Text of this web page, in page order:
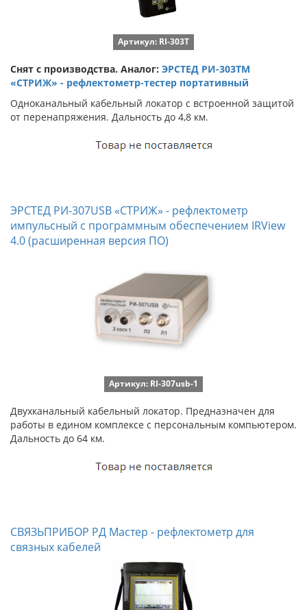
Артикул: RI-303T
Снят с производства. Аналог: ЭРСТЕД РИ-303ТМ
«СТРИЖ» - рефлектометр-тестер портативный
Одноканальный кабельный локатор с встроенной защитой
от перенапряжения. Дальность до 4,8 км.
ЭРСТЕД РИ-307USB «СТРИЖ» - рефлектометр
импульсный с программным обеспечением IRView
4.0 (расширенная версия ПО)
Артикул: RI-307usb-1
Двухканальный кабельный локатор. Предназначен для
работы в едином комплексе с персональным компьютером.
Дальность до 64 км.
СВЯЗЬПРИБОР РД Мастер - рефлектометр для
связных кабелей